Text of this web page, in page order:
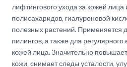
лифтингового ухода за кожей
полисахаридов, гиалуроновой
полезных растений. Применяется
пилингов, а также для регулярного
кожей лица. Значительно
кожи, снимает следы усталости,